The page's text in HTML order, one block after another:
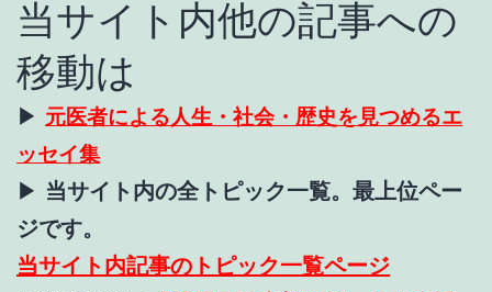
当サイト内他の記事への
移動は
▶ 元医者による人生・社会・歴史を見つめるエ
ッセイ集
▶ 当サイト内の全トピック一覧。最上位ペー
ジです。
当サイト内記事のトピック一覧ページ